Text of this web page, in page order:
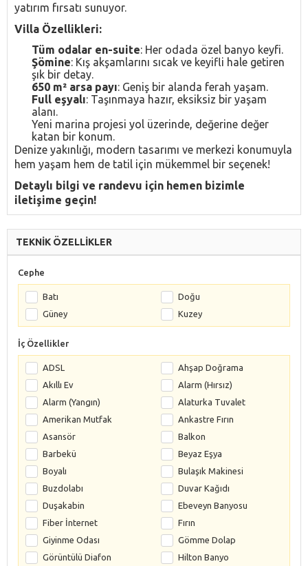
yatırım fırsatı sunuyor.
Villa Özellikleri:
Tüm odalar en-suite: Her odada özel banyo keyfi.
Şömine: Kış akşamlarını sıcak ve keyifli hale getiren
şık bir detay.
650 m² arsa payı: Geniş bir alanda ferah yaşam.
Full eşyalı: Taşınmaya hazır, eksiksiz bir yaşam
alanı.
Yeni marina projesi yol üzerinde, değerine değer
katan bir konum.
Denize yakınlığı, modern tasarımı ve merkezi konumuyla
hem yaşam hem de tatil için mükemmel bir seçenek!
Detaylı bilgi ve randevu için hemen bizimle
iletişime geçin!
TEKNİK ÖZELLİKLER
Cephe
Batı
Doğu
Güney
Kuzey
İç Özellikler
ADSL
Ahşap Doğrama
Akıllı Ev
Alarm (Hırsız)
Alarm (Yangın)
Alaturka Tuvalet
Amerikan Mutfak
Ankastre Fırın
Asansör
Balkon
Barbekü
Beyaz Eşya
Boyalı
Bulaşık Makinesi
Buzdolabı
Duvar Kağıdı
Duşakabin
Ebeveyn Banyosu
Fiber İnternet
Fırın
Giyinme Odası
Gömme Dolap
Görüntülü Diafon
Hilton Banyo